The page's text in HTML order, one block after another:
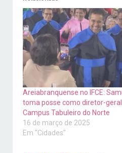
Areiabranquense no IFCE:
toma posse como diretor-geral
Campus Tabuleiro do Norte
16 de março de 2025
Em "Cidades"